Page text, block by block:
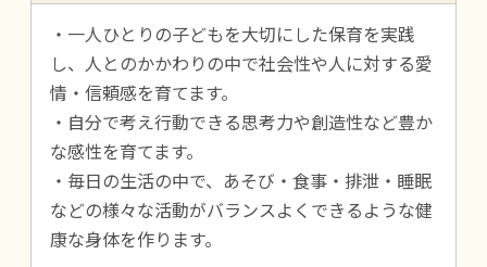
・一人ひとりの子どもを大切にした保育を実践
し、人とのかかわりの中で社会性や人に対する愛
情・信頼感を育てます。
・自分で考え行動できる思考力や創造性など豊か
な感性を育てます。
・毎日の生活の中で、あそび・食事・排泄・睡眠
などの様々な活動がバランスよくできるような健
康な身体を作ります。